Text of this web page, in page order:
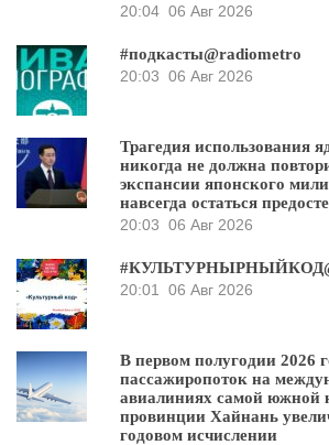
20:04 06 Авг 2026
#подкасты@radiometro
20:03 06 Авг 2026
Трагедия использования
никогда не должна
экспансии японского
навсегда остаться
20:03 06 Авг 2026
20:01
06 Авг 2026
В первом полугодии 2026
пассажиропоток на
авиалиниях самой южной
провинции Хайнань
годовом исчислении